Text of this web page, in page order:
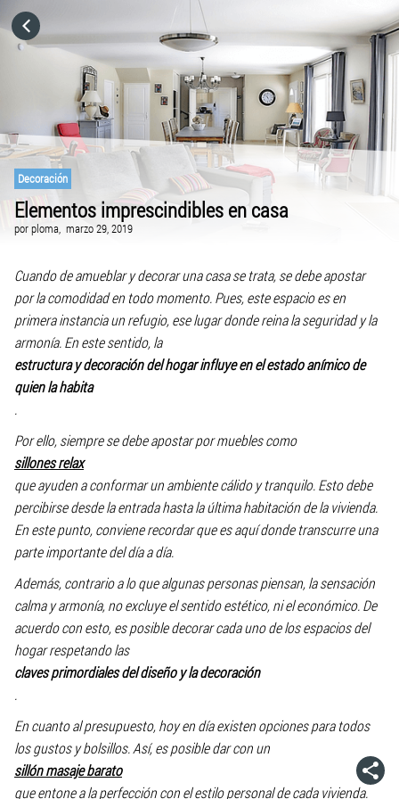
Decoración
Elementos imprescindibles en casa
porploma, marzo 29, 2019
Cuando de amueblar y decorar una casa se trata, se debe apostar
por la comodidad en todo momento. Pues, este espacio es en
primera instancia un refugio, ese lugar donde reina la seguridad y la
armonía. En este sentido, la
estructura y decoración del hogar influye en el estado anímico de
quien la habita
.
Por ello, siempre se debe apostar por muebles como
sillones relax
que ayuden a conformar un ambiente cálido y tranquilo. Esto debe
percibirse desde la entrada hasta la última habitación de la vivienda.
En este punto, conviene recordar que es aquí donde transcurre una
parte importante del día a día.
Además, contrario a lo que algunas personas piensan, la sensación
calma y armonía, no excluye el sentido estético, ni el económico. De
acuerdo con esto, es posible decorar cada uno de los espacios del
hogar respetando las
claves primordiales del diseño y la decoración
.
En cuanto al presupuesto, hoy en día existen opciones para todos
los gustos y bolsillos. Así, es posible dar con un
sillón masaje barato
que entone a la perfección con el estilo personal de cada vivienda.
HOME
CATEGORÍAS
IR A
VISITA EL SITIO WEB